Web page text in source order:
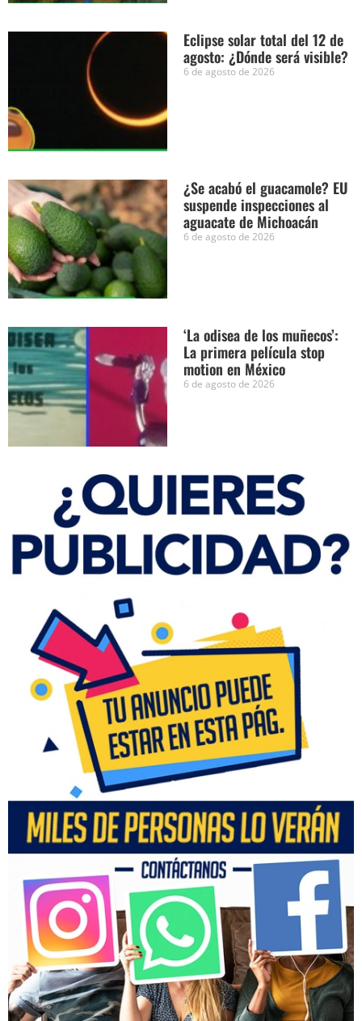
Eclipse solar total del 12 de
agosto: ¿Dónde será visible?
6 de agosto de 2026
¿Se acabó el guacamole? EU
suspende inspecciones al
aguacate de Michoacán
6 de agosto de 2026
‘La odisea de los muñecos’:
La primera película stop
motion en México
6 de agosto de 2026